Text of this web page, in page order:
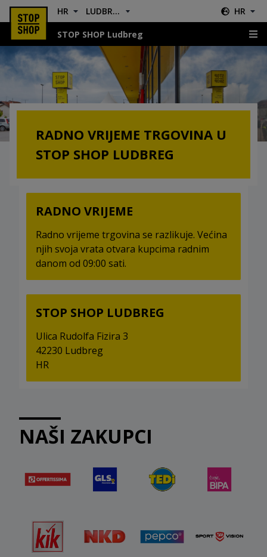
HR LUDBREG HR
STOP SHOP Ludbreg
Radno vrijeme
RADNO VRIJEME TRGOVINA U
STOP SHOP LUDBREG
STOP SHOP LUDBREG
Ulica Rudolfa Fizira 3
42230 Ludbreg
HR
RADNO VRIJEME
Radno vrijeme trgovina se razlikuje. Većina
njih svoja vrata otvara kupcima radnim
danom od 09:00 sati.
NAŠI ZAKUPCI